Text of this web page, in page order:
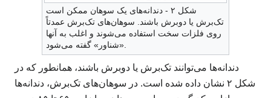
شکل ۲ - دندانه‌های یک سوهان ممکن است
تک‌برش یا دوبرش باشند. سوهان‌های تک‌برش عمدتاً
روی فلزات سخت استفاده می‌شوند و اغلب به آنها
دندانه‌ها می‌توانند تک‌برش یا دوبرش باشند، همانطور که در
شکل ۲ نشان داده شده است. در سوهان‌های تک‌برش، دندانه‌ها